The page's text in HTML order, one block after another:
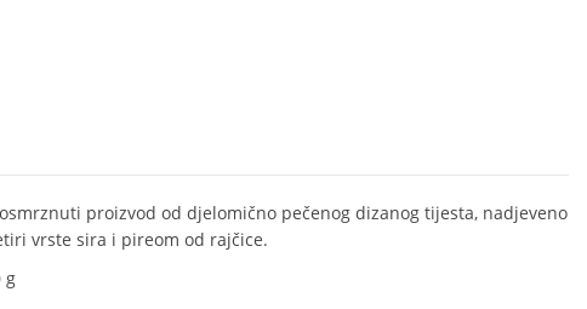
proizvod od djelomično pečenog dizanog tijesta, nadjeveno
vrste sira i pireom od rajčice.
g